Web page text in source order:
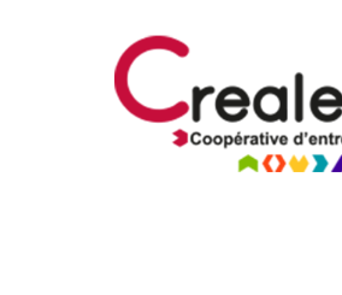
ATELIERS D'ORIENTATION